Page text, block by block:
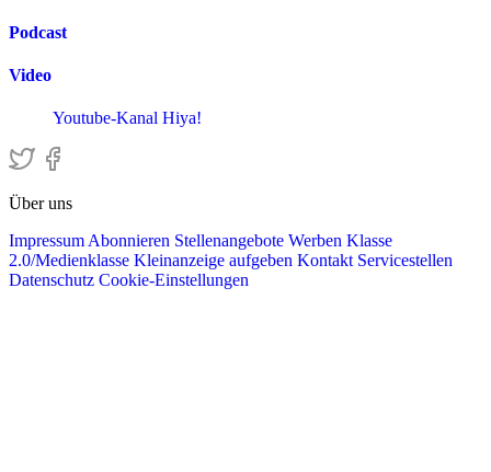
Podcast
Video
Youtube-Kanal Hiya!
Über uns
Impressum Abonnieren Stellenangebote Werben Klasse
2.0/Medienklasse Kleinanzeige aufgeben Kontakt Servicestellen
Datenschutz Cookie-Einstellungen